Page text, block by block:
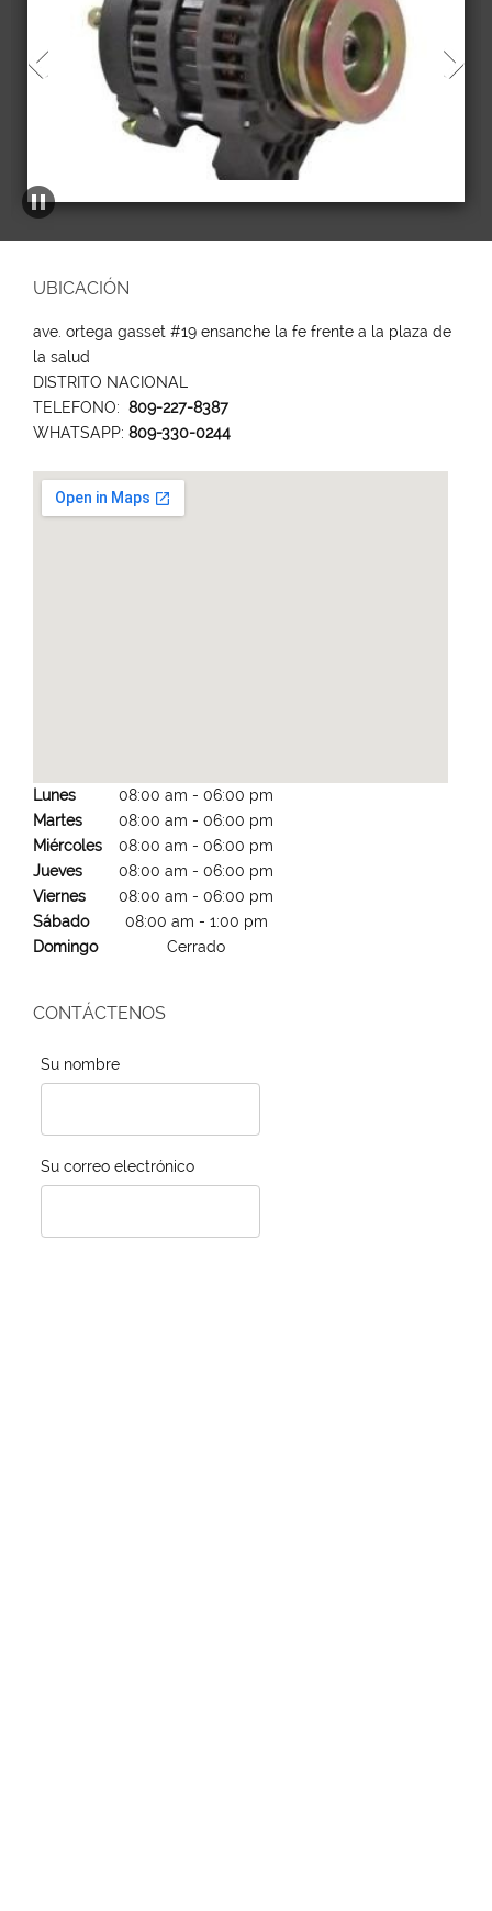
UBICACIÓN
ave. ortega gasset #19 ensanche la fe frente a la plaza de
la salud
DISTRITO NACIONAL
TELEFONO: 809-227-8387
WHATSAPP: 809-330-0244
Lunes 08:00 am - 06:00 pm
Martes
08:00 am - 06:00 pm
Miércoles
08:00 am - 06:00 pm
Jueves
08:00 am - 06:00 pm
Viernes
08:00 am - 06:00 pm
Sábado
08:00 am - 1:00 pm
Domingo
Cerrado
CONTÁCTENOS
Su nombre
Su correo electrónico